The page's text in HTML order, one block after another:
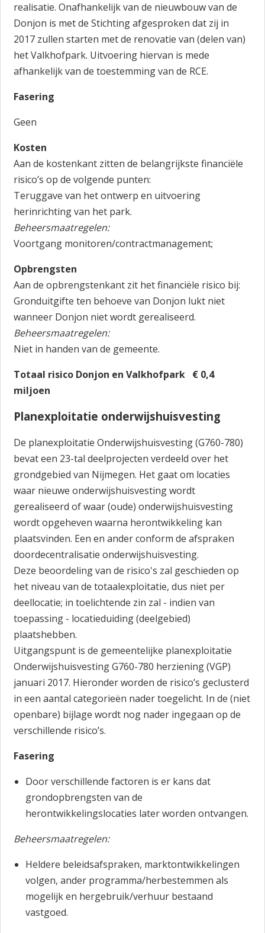
realisatie. Onafhankelijk van de nieuwbouw van de
Donjon is met de Stichting afgesproken dat zij in
2017 zullen starten met de renovatie van (delen van)
het Valkhofpark. Uitvoering hiervan is mede
afhankelijk van de toestemming van de RCE.
Fasering
Geen
Kosten
Aan de kostenkant zitten de belangrijkste financiële
risico’s op de volgende punten:
Teruggave van het ontwerp en uitvoering
herinrichting van het park.
Beheersmaatregelen:
Voortgang monitoren/contractmanagement;
Opbrengsten
Aan de opbrengstenkant zit het financiële risico bij:
Gronduitgifte ten behoeve van Donjon lukt niet
wanneer Donjon niet wordt gerealiseerd.
Beheersmaatregelen:
Niet in handen van de gemeente.
Totaal risico Donjon en Valkhofpark € 0,4
miljoen
Planexploitatie onderwijshuisvesting
De planexploitatie Onderwijshuisvesting (G760-780)
bevat een 23-tal deelprojecten verdeeld over het
grondgebied van Nijmegen. Het gaat om locaties
waar nieuwe onderwijshuisvesting wordt
gerealiseerd of waar (oude) onderwijshuisvesting
wordt opgeheven waarna herontwikkeling kan
plaatsvinden. Een en ander conform de afspraken
doordecentralisatie onderwijshuisvesting.
Deze beoordeling van de risico's zal geschieden op
het niveau van de totaalexploitatie, dus niet per
deellocatie; in toelichtende zin zal - indien van
toepassing - locatieduiding (deelgebied)
plaatshebben.
Uitgangspunt is de gemeentelijke planexploitatie
Onderwijshuisvesting G760-780 herziening (VGP)
januari 2017. Hieronder worden de risico’s geclusterd
in een aantal categorieën nader toegelicht. In de (niet
openbare) bijlage wordt nog nader ingegaan op de
verschillende risico’s.
Fasering
Door verschillende factoren is er kans dat
grondopbrengsten van de
herontwikkelingslocaties later worden ontvangen.
Beheersmaatregelen:
Heldere beleidsafspraken, marktontwikkelingen
volgen, ander programma/herbestemmen als
mogelijk en hergebruik/verhuur bestaand
vastgoed.